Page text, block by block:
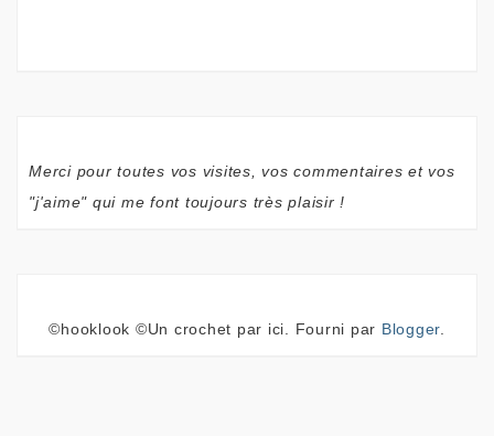
Merci pour toutes vos visites, vos commentaires et vos
"j'aime" qui me font toujours très plaisir !
©hooklook ©Un crochet par ici. Fourni par Blogger.